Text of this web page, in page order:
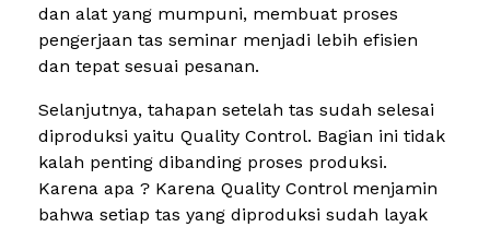
dan alat yang mumpuni, membuat proses
pengerjaan tas seminar menjadi lebih efisien
dan tepat sesuai pesanan.
Selanjutnya, tahapan setelah tas sudah selesai
diproduksi yaitu Quality Control. Bagian ini tidak
kalah penting dibanding proses produksi.
Karena apa ? Karena Quality Control menjamin
bahwa setiap tas yang diproduksi sudah layak